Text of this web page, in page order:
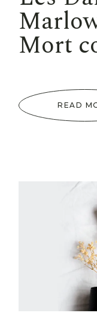
Mort
READ